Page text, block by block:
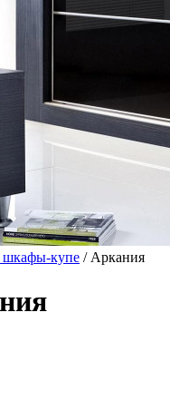
шкафы-купе / Аркания